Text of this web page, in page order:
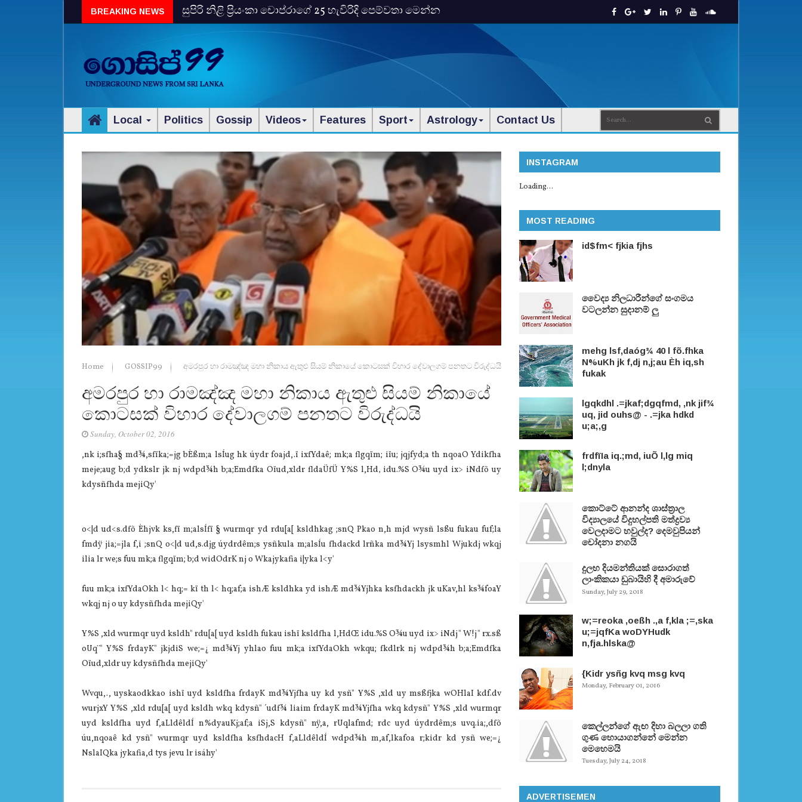
BREAKING NEWS සුපිරි නිළි ප්‍රියංකා චොප්රාගේ 25 හැවිරිදි පෙම්වතා මෙන්න
Local Politics Gossip Videos Features Sport Astrology Contact Us
Home GOSSIP99 අමරපුර හා රාමඤ්ඤ මහා නිකාය ඇතුළු සියම් නිකායේ කොටසක් විහාර දේවාලගම් පනතට විරුද්ධයි
අමරපුර හා රාමඤ්ඤ මහා නිකාය ඇතුළු සියම් නිකායේ
කොටසක් විහාර දේවාලගම් පනතට විරුද්ධයි
Sunday, October 02, 2016
,nk i;sfha§ md¾,sfïka;=jg bÈßm;a lsÍug hk úydr foajd,.ï ixfYdaê; mk;a flgqïm; iïu; jqjfyd;a th nqoaO Ydikfha
meje;aug b;d ydkslr jk nj wdpd¾h b;a;Emdfka Oïud,xldr fldaÜfÜ Y%S l,Hd‚ idu.‍%S O¾u uyd ix> iNdfõ uy
kdysñfhda mejiQy'
o<|d ud<s.dfõ Èhjvk ks,fï m;alsÍfï § wurmqr yd rdu[a[ ksldhkag ;snQ Pkao n,h mjd wysñ lsßu fukau fuf;la
fmdÿ jia;=jla f,i ;snQ o<|d ud,s.djg úydrdêm;s ysñkula m;alsÍu fhdackd lrñka md¾Yj lsysmhl Wjukdj wkqj
ilia lr we;s fuu mk;a flgqïm; b;d widOdrK nj o Wkajykafia i|yka l<y'
fuu mk;a ixfYdaOkh l< hq;= kï th l< hq;af;a ishÆ ksldhka yd ishÆ md¾Yjhka ksfhdackh jk uKav,hl ks¾foaY
wkqj nj o uy kdysñfhda mejiQy'
Y%S ,xld wurmqr uyd ksldh" rdu[a[ uyd ksldh fukau ishï ksldfha l,HdŒ idu.‍%S O¾u uyd ix> iNdj" W!j" rx.sß
oUq¨‍" Y%S frdayK" jkjdiS we;=¿ md¾Yj yhlao fuu mk;a ixfYdaOkh wkqu; fkdlrk nj wdpd¾h b;a;Emdfka
Oïud,xldr uy kdysñfhda mejiQy'
Wvqu,., uyskaodkkao ishï uyd ksldfha frdayK md¾Yjfha uy kd ysñ" Y%S ,xld uy msßfjka wOHla‍I kdf.dv
wurjxY Y%S ,xld rdu[a[ uyd ksldh wkq kdysñ" ´udf¾ liaim frdayK md¾Yjfha wkq kdysñ" Y%S ,xld wurmqr
uyd ksldfha uyd f,aLldêldÍ n‍%dyauKj;af;a iSj,S kdysñ" nÿ,a, rUqlafmd; rdc uyd úydrdêm;s uvq.ia;,dfõ
úu,nqoaê kd ysñ" wurmqr uyd ksldfha ksfhdacH f,aLldêldÍ wdpd¾h m,af,lkafoa r;kidr kd ysñ we;=¿
Nsla‍IQka jykafia,d tys jevu lr isáhy'
INSTAGRAM
Loading...
MOST READING
id$fm< fjkia fjhs
වෛද්‍ය නිලධාරීන්ගේ සංගමය
වටලන්න සුදානම් ලු
mehg lsf,daóg¾ 40 l fõ.fhka
N%uKh jk f,dj n,j;au Èh iq,sh
fukak
lgqkdhl .=jkaf;dgqfmd, ,nk jif¾
uq, jid ouhs@ - .=jka hdkd
u;a;,g
frdfïIa iq.;md, iuÕ l,lg miq
l;dnyla
කොට්ටේ ආනන්ද ශාස්ත‍්‍රාල
විද්‍යාලයේ විදුහල්පති මත්ද්‍රව්‍ය
වෙලදාමට හවුල්ද? දෙමවුපියන්
චෝදනා නගයි
දුලභ දියමන්තියක් සොරාගත්
ලාංකිකයා ඩුබායිහි දී අමාරුවේ
Sunday, July 29, 2018
w;=reoka ,oeßh .,a f,kla ;=,ska
u;=jqfKa woDYHudk
n,fja.hlska@
{Kidr ysñg kvq msg kvq
Monday, February 01, 2016
කෙල්ලන්ගේ ඇඟ දිහා බලලා ගති
ගුණ හොයාගන්නේ මෙන්න
මෙහෙමයි
Tuesday, July 24, 2018
ADVERTISEMEN